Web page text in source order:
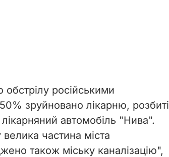
російськими
зруйновано лікарню, розбиті
автомобіль "Нива".
частина міста
також міську каналізацію",